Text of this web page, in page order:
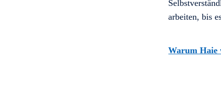
arbeiten, bis
Warum Haie